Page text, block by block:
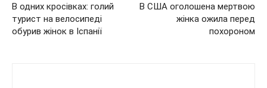
В одних кросівках: голий
турист на велосипеді
обурив жінок в Іспанії
В США оголошена мертвою
жінка ожила перед
похороном